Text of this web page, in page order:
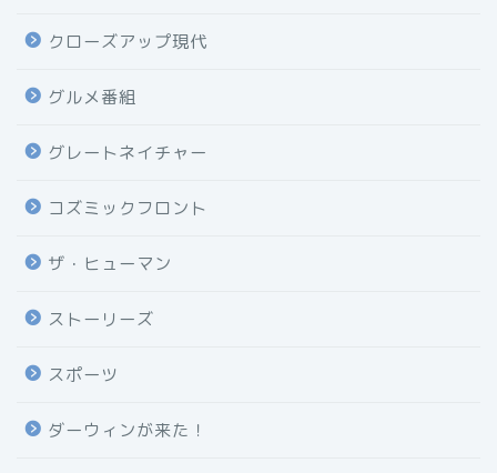
クローズアップ現代
グルメ番組
グレートネイチャー
コズミックフロント
ザ・ヒューマン
ストーリーズ
スポーツ
ダーウィンが来た！